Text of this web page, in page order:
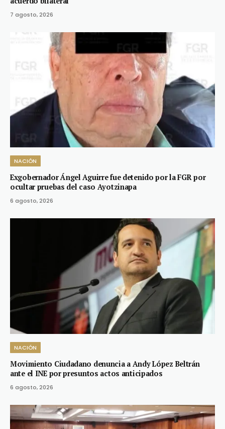
7 agosto, 2026
NACIÓN
Exgobernador Ángel Aguirre fue detenido por la FGR por
ocultar pruebas del caso Ayotzinapa
6 agosto, 2026
NACIÓN
Movimiento Ciudadano denuncia a Andy López Beltrán
ante el INE por presuntos actos anticipados
6 agosto, 2026